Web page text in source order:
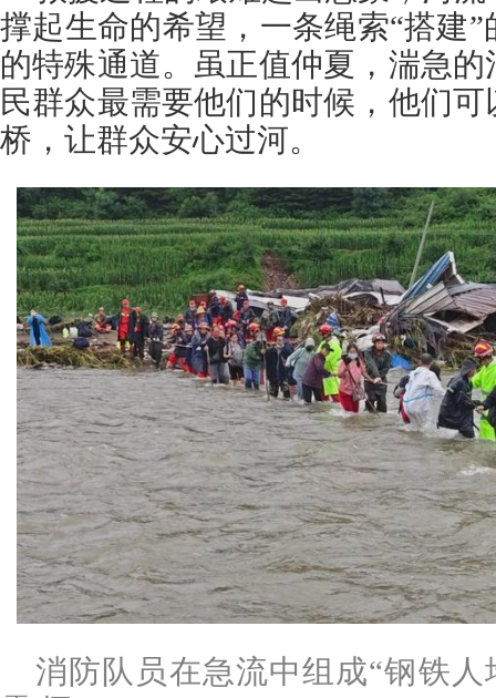
撑起生命的希望，一条绳索“搭建
的特殊通道。虽正值仲夏，湍急
民群众最需要他们的时候，他们
桥，让群众安心过河。
消防队员在急流中组成“钢铁